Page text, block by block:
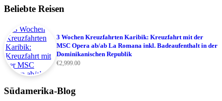
Beliebte Reisen
3 Wochen Kreuzfahrten Karibik: Kreuzfahrt mit der
MSC Opera ab/ab La Romana inkl. Badeaufenthalt in der
Dominikanischen Republik
€2,999.00
Südamerika-Blog